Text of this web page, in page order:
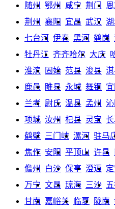
随州
鄂州 咸宁 荆门
荆州
襄阳 宜昌 武汉
七台河 伊春 黑河 鹤岗
牡丹江 齐齐哈尔 大庆
淮滨
固始 范县 浚县
鹿邑
睢县 永城 舞钢
兰考 尉氏 温县 孟州 沁
项城 汝州 杞县 灵宝
鹤壁 三门峡 漯河 驻马
焦作 安阳 平顶山 许昌
儋州
白沙 保亭 澄迈
万宁 文昌 琼海 三沙
甘南 嘉峪关 临夏 陇南